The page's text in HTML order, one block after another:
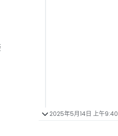
2025年5月14日 上午9:40